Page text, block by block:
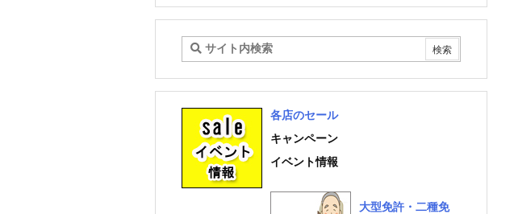
イ
各店のセール
キャンペーン
イベント情報
大型免許・二種免